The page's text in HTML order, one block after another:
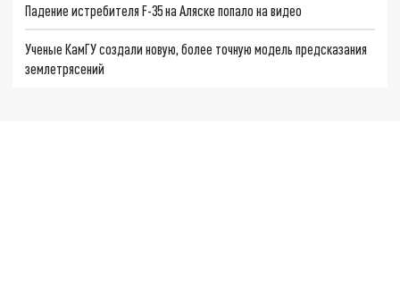
Падение истребителя F-35 на Аляске попало на видео
Ученые КамГУ создали новую, более точную модель предсказания
землетрясений